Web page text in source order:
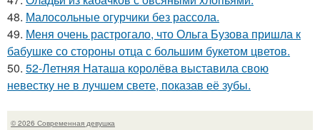
48. Малосольные огурчики без рассола.
49. Меня очень растрогало, что Ольга Бузова пришла к
бабушке со стороны отца с большим букетом цветов.
50. 52-Летняя Наташа королёва выставила свою
невестку не в лучшем свете, показав её зубы.
© 2026 Современная девушка